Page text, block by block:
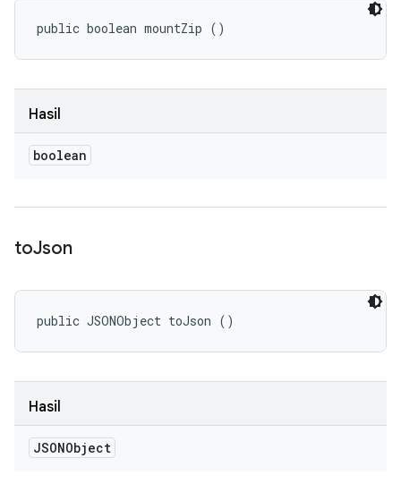
public boolean mountZip ()
Hasil
boolean
toJson
public JSONObject toJson ()
Hasil
JSONObject